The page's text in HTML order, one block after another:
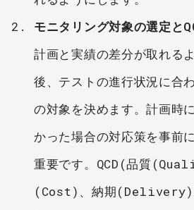
モニタリング対象の選定と
計画と実績の差分が取れる
後、テストの進行状況に合
の対象を決めます。計画時
かった場合の対応策を事前
重要です。QCD(品質
(Cost)、納期(Delivery))